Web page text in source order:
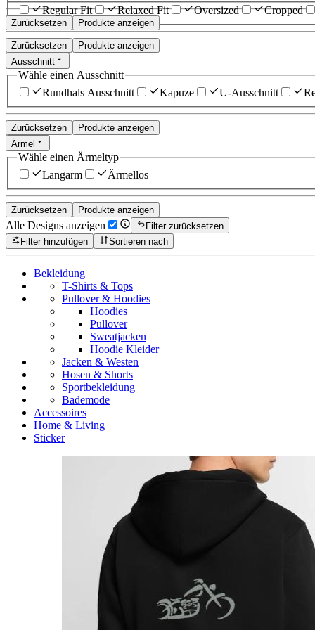
Zurücksetzen Produkte anzeigen
Regular Fit
Relaxed Fit Oversized Cropped
Zurücksetzen
Produkte anzeigen
Ausschnitt
Wähle einen Ausschnitt
Rundhals Ausschnitt
Kapuze U-Ausschnitt
Zurücksetzen
Produkte anzeigen
Ärmel
Wähle einen Ärmeltyp
Langarm
Ärmellos
Zurücksetzen Produkte anzeigen
Alle Designs anzeigen
Filter zurücksetzen
Filter hinzufügen
Sortieren nach
Bekleidung
T-Shirts & Tops
Pullover & Hoodies
Hoodies
Pullover
Sweatjacken
Hoodie Kleider
Jacken & Westen
Hosen & Shorts
Sportbekleidung
Bademode
Accessoires
Home & Living
Sticker